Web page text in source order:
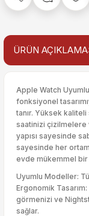
ÜRÜN
Apple Watch Uyumlu
fonksiyonel
tanır. Yüksek
saatinizi çizilmelere
yapısı sayesinde
sayesinde her
evde mükemmel bir
Uyumlu Modeller:
Ergonomik
görmenizi ve
sağlar.